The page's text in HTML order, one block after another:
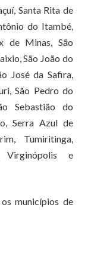
Santa Rita de
do Itambé,
de Minas, São
São João do
José da Safira,
São Pedro do
Sebastião do
Serra Azul de
Tumiritinga,
Virginópolis e
municípios de